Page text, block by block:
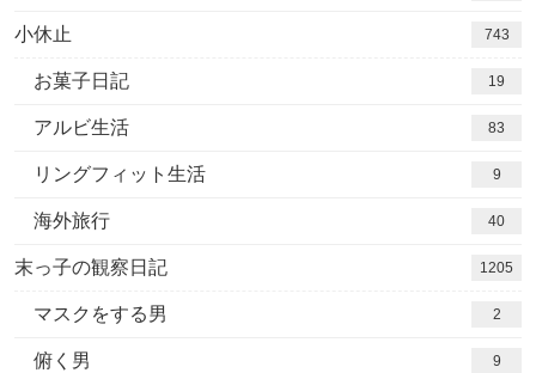
小休止 743
お菓子日記 19
アルビ生活 83
リングフィット生活 9
海外旅行 40
末っ子の観察日記 1205
マスクをする男 2
俯く男 9